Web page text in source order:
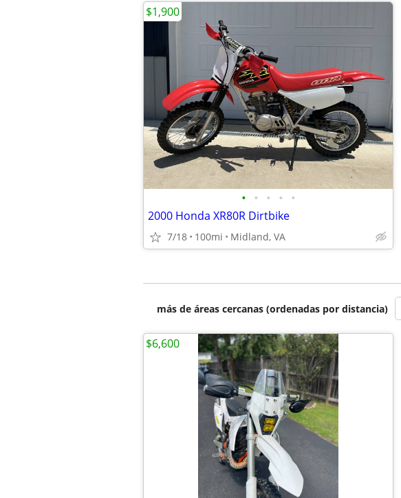
• • • • •
2000 Honda XR80R Dirtbike
7/18 100mi Midland, VA
$1,900
más de áreas cercanas (ordenadas por distancia)
$6,600